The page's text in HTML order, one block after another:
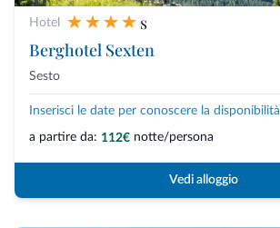
Hotel
s
Berghotel Sexten
Sesto
Inserisci le date per conoscere la disponibilità
a partire da: 112€ notte/persona
Vedi alloggio